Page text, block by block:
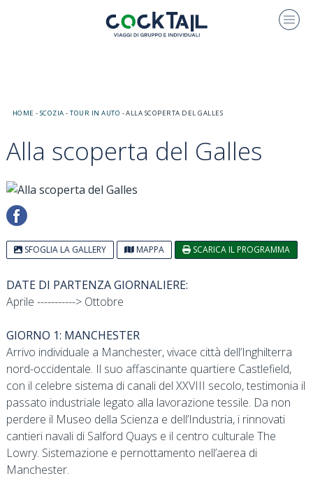
HOME - SCOZIA -TOUR IN AUTO -ALLA SCOPERTA DEL GALLES
Alla scoperta del Galles
SFOGLIA LA GALLERY MAPPA SCARICA IL PROGRAMMA
DATE DI PARTENZA GIORNALIERE:
Aprile -----------> Ottobre
GIORNO 1: MANCHESTER
Arrivo individuale a Manchester, vivace città dell’Inghilterra
nord-occidentale. Il suo affascinante quartiere Castlefield,
con il celebre sistema di canali del XXVIII secolo, testimonia il
passato industriale legato alla lavorazione tessile. Da non
perdere il Museo della Scienza e dell’Industria, i rinnovati
cantieri navali di Salford Quays e il centro culturale The
Lowry. Sistemazione e pernottamento nell’aerea di
Manchester.